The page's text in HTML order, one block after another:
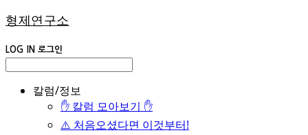
형제연구소
LOG IN 로그인
칼럼/정보
✋ 칼럼 모아보기 ✋
⚠️ 처음오셨다면 이것부터!